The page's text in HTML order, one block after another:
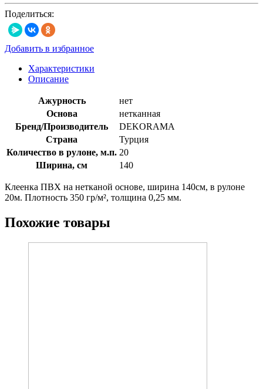
Поделиться:
Добавить в избранное
Характеристики
Описание
Ажурность
нет
Основа
нетканная
Бренд/Производитель
DEKORAMA
Страна
Турция
Количество в рулоне, м.п. 20
Ширина, см
140
Клеенка ПВХ на нетканой основе, ширина 140см, в рулоне
20м. Плотность 350 гр/м², толщина 0,25 мм.
Похожие товары